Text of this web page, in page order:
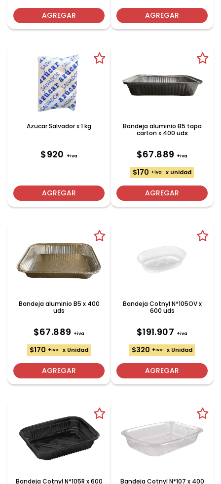
AGREGAR AGREGAR
Azucar Salvador x 1 kg
$920 +iva
AGREGAR
Bandeja aluminio B5 tapa
carton x 400 uds
$67.889 +iva
$170 +iva x Unidad
AGREGAR
Bandeja aluminio B5 x 400
uds
$67.889 +iva
$170 +iva x Unidad
AGREGAR
Bandeja Cotnyl N*105OV x
600 uds
$191.907 +iva
$320 +iva x Unidad
AGREGAR
Bandeja Cotnyl N*105R x 600 Bandeja Cotnyl N*107 x 400